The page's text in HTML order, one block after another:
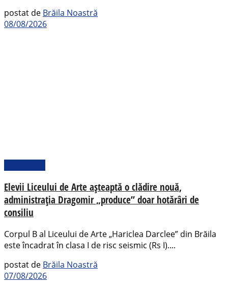
postat de Brăila Noastră
08/08/2026
Elevii Liceului de Arte așteaptă o clădire nouă,
administrația Dragomir „produce” doar hotărâri de
consiliu
Corpul B al Liceului de Arte „Hariclea Darclee” din Brăila
este încadrat în clasa I de risc seismic (Rs I)....
postat de Brăila Noastră
07/08/2026